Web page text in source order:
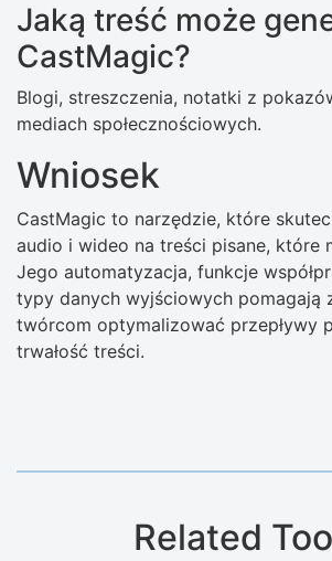
Jaką treść może
CastMagic?
Blogi, streszczenia, notatki z
mediach społecznościowych.
Wniosek
CastMagic to narzędzie, które
audio i wideo na treści pisane, które
Jego automatyzacja, funkcje
typy danych wyjściowych pomagają
twórcom optymalizować przepływy
trwałość treści.
Related